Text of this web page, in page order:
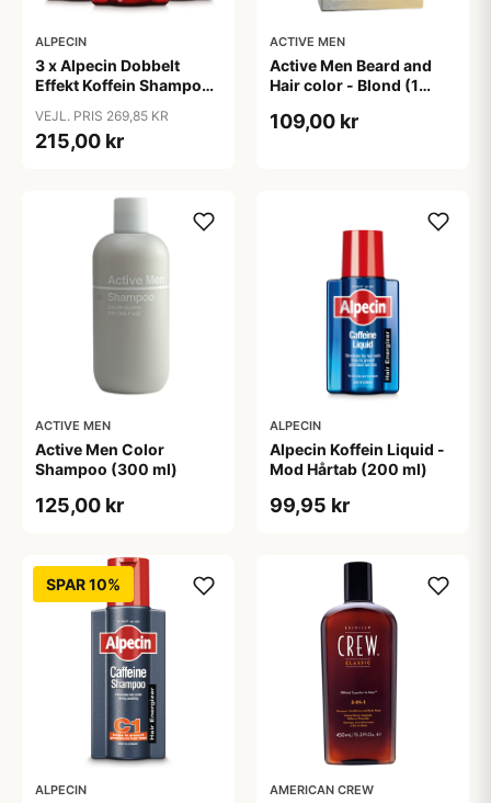
ALPECIN
3 x Alpecin Dobbelt
Effekt Koffein Shampoo
VEJL. PRIS 269,85 KR
215,00 kr
ACTIVE MEN
Active Men Beard and
Hair color - Blond (1
109,00 kr
ACTIVE MEN
Active Men Color
Shampoo (300 ml)
125,00 kr
ALPECIN
Alpecin Koffein Liquid -
Mod Hårtab (200 ml)
99,95 kr
SPAR 10%
ALPECIN AMERICAN CREW